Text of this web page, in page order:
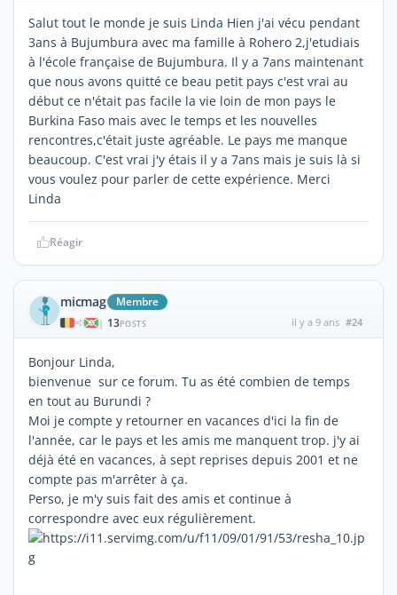
Salut tout le monde je suis Linda Hien j'ai vécu pendant
3ans à Bujumbura avec ma famille à Rohero 2,j'etudiais
à l'école française de Bujumbura. Il y a 7ans maintenant
que nous avons quitté ce beau petit pays c'est vrai au
début ce n'était pas facile la vie loin de mon pays le
Burkina Faso mais avec le temps et les nouvelles
rencontres,c'était juste agréable. Le pays me manque
beaucoup. C'est vrai j'y étais il y a 7ans mais je suis là si
vous voulez pour parler de cette expérience. Merci
Linda
Réagir
micmag Membre
| 13POSTS il y a 9 ans #24
Bonjour Linda,
bienvenue sur ce forum. Tu as été combien de temps
en tout au Burundi ?
Moi je compte y retourner en vacances d'ici la fin de
l'année, car le pays et les amis me manquent trop. j'y ai
déjà été en vacances, à sept reprises depuis 2001 et ne
compte pas m'arrêter à ça.
Perso, je m'y suis fait des amis et continue à
correspondre avec eux régulièrement.